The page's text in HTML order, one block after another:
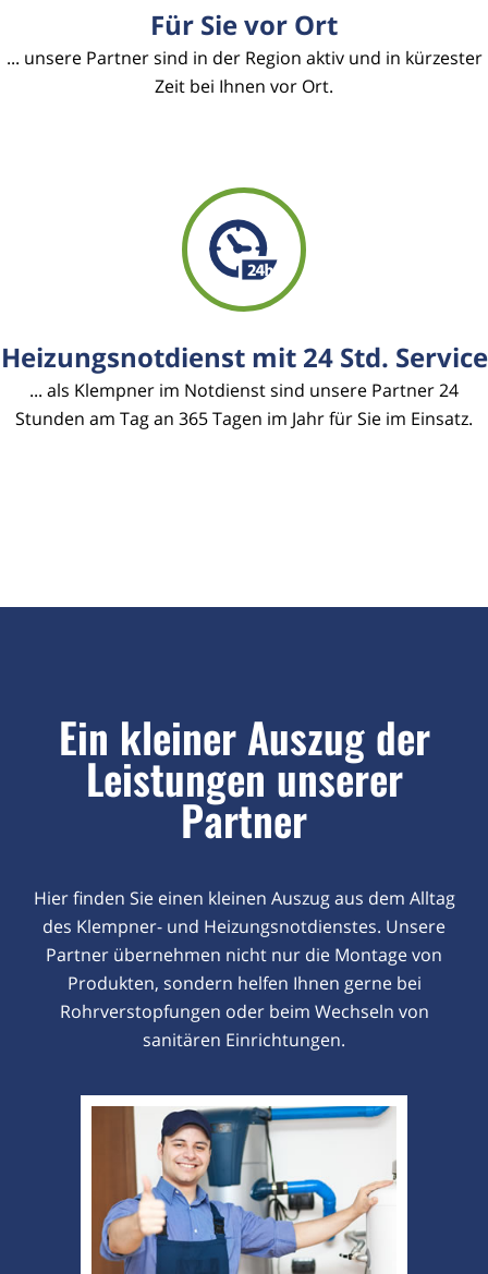
Für Sie vor Ort
... unsere Partner sind in der Region aktiv und in kürzester
Zeit bei Ihnen vor Ort.
Heizungsnotdienst mit 24 Std. Service
... als Klempner im Notdienst sind unsere Partner 24
Stunden am Tag an 365 Tagen im Jahr für Sie im Einsatz.
Ein kleiner Auszug der
Leistungen unserer
Partner
Hier finden Sie einen kleinen Auszug aus dem Alltag
des Klempner- und Heizungsnotdienstes. Unsere
Partner übernehmen nicht nur die Montage von
Produkten, sondern helfen Ihnen gerne bei
Rohrverstopfungen oder beim Wechseln von
sanitären Einrichtungen.